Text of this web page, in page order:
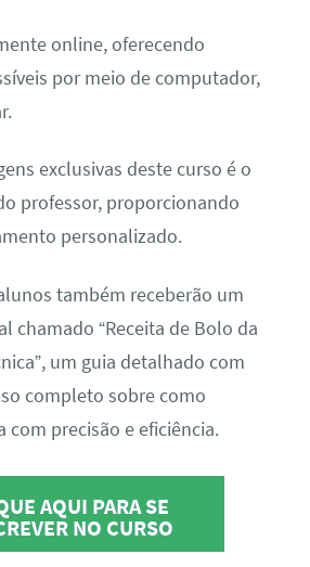
online, oferecendo
por meio de computador,
exclusivas deste curso é o
professor, proporcionando
personalizado.
também receberão um
chamado “Receita de Bolo da
um guia detalhado com
completo sobre como
com precisão e eficiência.
AQUI PARA SE
NO CURSO